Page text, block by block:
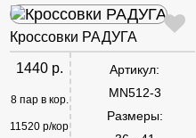
Кроссовки РАДУГА
1440 р.
8 пар в кор.
11520 р/кор
Артикул:
MN512-3
Размеры: